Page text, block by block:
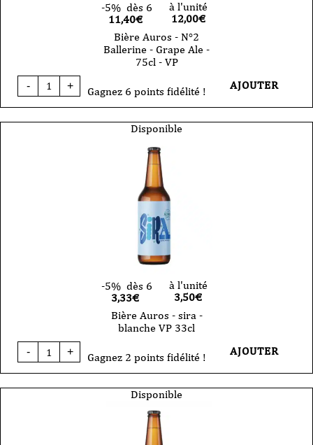
-5% dès 6
11,40€
à l'unité
12,00€
Bière Auros - N°2
Ballerine - Grape Ale -
75cl - VP
-
quantité
de
-
+ Gagnez 6 points fidélité ! AJOUTER
Disponible
-5% dès 6
3,33€
à l'unité
3,50€
Bière Auros - sira -
blanche VP 33cl
-
quantité
de
-
+ Gagnez 2 points fidélité ! AJOUTER
Disponible